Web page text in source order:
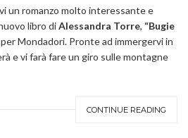
un romanzo molto interessante e
libro diAlessandra Torre, “Bugie
Mondadori. Pronte ad immergervi in
e vi farà fare un giro sulle montagne
CONTINUE READING